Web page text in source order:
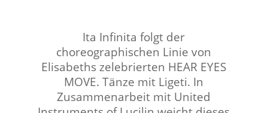
Ita Infinita folgt der
choreographischen Linie von
Elisabeths zelebrierten HEAR EYES
MOVE. Tänze mit Ligeti. In
Zusammenarbeit mit United